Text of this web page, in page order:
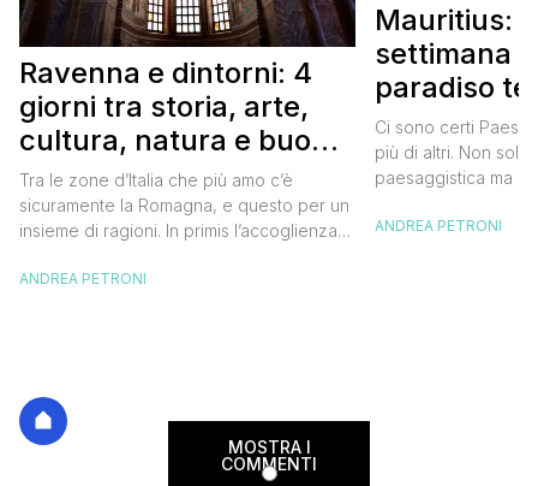
Ravenna e dintorni: 4
giorni tra storia, arte,
cultura, natura e buon
cibo
Tra le zone d’Italia che più amo c’è
sicuramente la Romagna, e questo per un
insieme di ragioni. In primis l’accoglienza,
sempre accolto da sorrisi e da parole
ANDREA PETRONI
Mauritius:
settimana
paradiso
Itinerario
Ci sono certi Paesi
più di altri. Non
paesaggistica ma
di questi. Uno di
ANDREA PETRONI
MOSTRA I
COMMENTI